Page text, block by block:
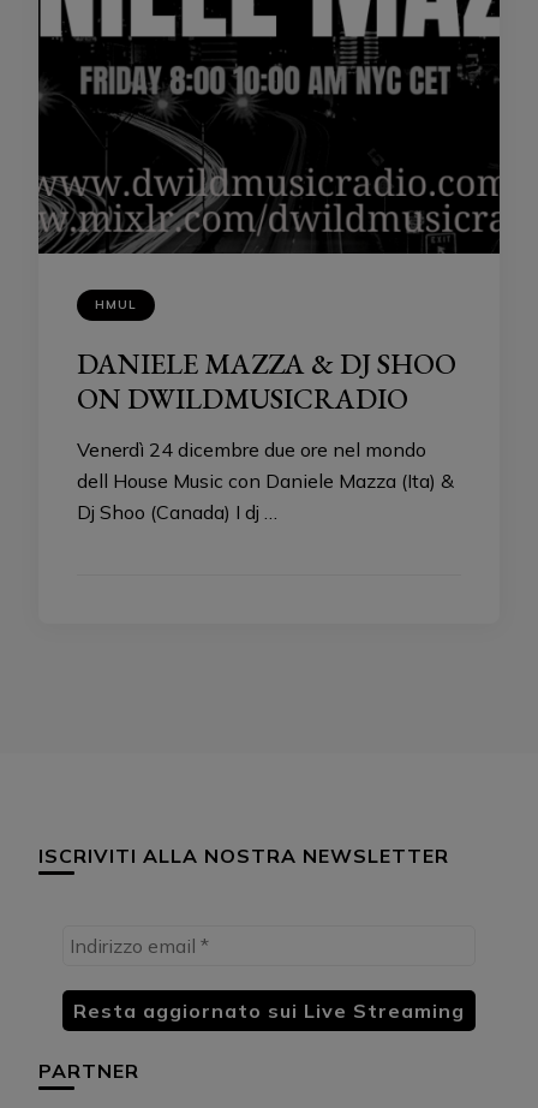
HMUL
DANIELE MAZZA & DJ SHOO
ON DWILDMUSICRADIO
Venerdì 24 dicembre due ore nel mondo
dell House Music con Daniele Mazza (Ita) &
Dj Shoo (Canada) I dj …
ISCRIVITI ALLA NOSTRA NEWSLETTER
PARTNER